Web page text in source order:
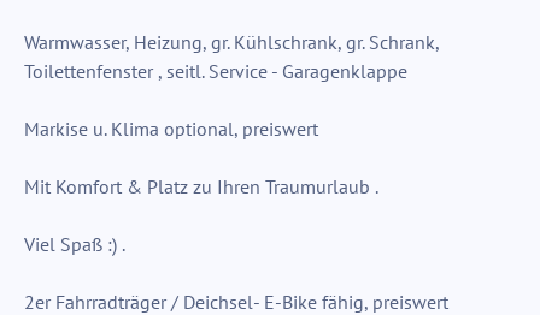
Warmwasser, Heizung, gr. Kühlschrank, gr. Schrank,
Toilettenfenster , seitl. Service - Garagenklappe
Markise u. Klima optional, preiswert
Mit Komfort & Platz zu Ihren Traumurlaub .
Viel Spaß :) .
2er Fahrradträger / Deichsel- E-Bike fähig, preiswert